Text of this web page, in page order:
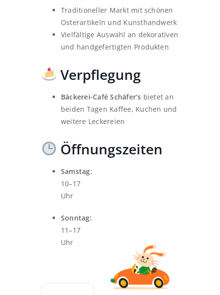
Traditioneller Markt mit schönen
Osterartikeln und Kunsthandwerk
Vielfältige Auswahl an dekorativen
und handgefertigten Produkten
Verpflegung
Bäckerei-Café Schäfer’s bietet an
beiden Tagen Kaffee, Kuchen und
weitere Leckereien
Öffnungszeiten
Samstag:
10–17
Uhr
Sonntag:
11–17
Uhr